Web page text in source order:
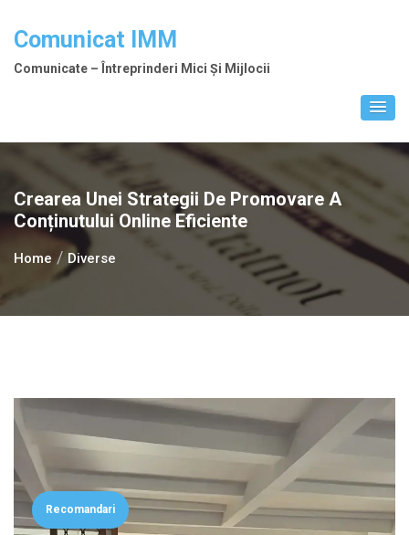
Comunicat IMM
Comunicate – Întreprinderi Mici Și Mijlocii
Crearea Unei Strategii De Promovare A
Conținutului Online Eficiente
Home Diverse
Recomandari